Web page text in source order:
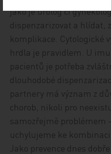
jako je urolog či
dispenzarizovat a hlídat,
komplikace. Cytologické
hrdla je pravidlem. U
pacientů je potřeba
dlouhodobé
partnery má význam z
chorob, nikoli pro
samozřejmě problémem
uchylujeme ke
Jako prevence dnes